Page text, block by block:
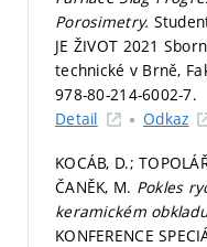
Porosimetry.
JE ŽIVOT 2021
technické v Brně,
978-80-214-6002-7.
Detail
Odkaz
KOCÁB, D.;
ČANĚK, M. Pokles
keramickém
KONFERENCE